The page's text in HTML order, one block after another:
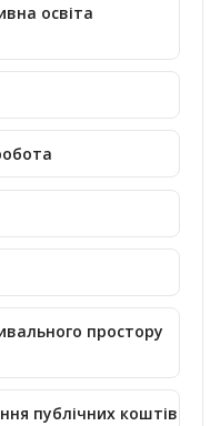
освіта
простору
публічних коштів